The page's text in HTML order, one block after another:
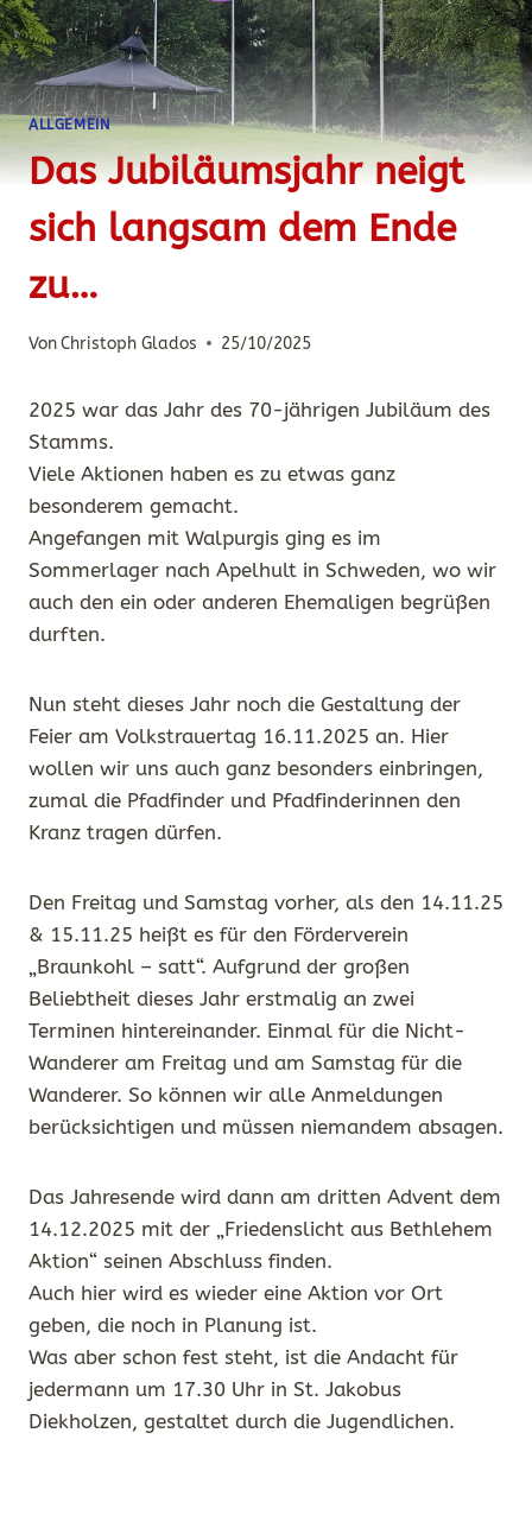
ALLGEMEIN
Das Jubiläumsjahr neigt
sich langsam dem Ende
zu…
VonChristoph Glados 25/10/2025
2025 war das Jahr des 70-jährigen Jubiläum des
Stamms.
Viele Aktionen haben es zu etwas ganz
besonderem gemacht.
Angefangen mit Walpurgis ging es im
Sommerlager nach Apelhult in Schweden, wo wir
auch den ein oder anderen Ehemaligen begrüßen
durften.
Nun steht dieses Jahr noch die Gestaltung der
Feier am Volkstrauertag 16.11.2025 an. Hier
wollen wir uns auch ganz besonders einbringen,
zumal die Pfadfinder und Pfadfinderinnen den
Kranz tragen dürfen.
Den Freitag und Samstag vorher, als den 14.11.25
& 15.11.25 heißt es für den Förderverein
„Braunkohl – satt“. Aufgrund der großen
Beliebtheit dieses Jahr erstmalig an zwei
Terminen hintereinander. Einmal für die Nicht-
Wanderer am Freitag und am Samstag für die
Wanderer. So können wir alle Anmeldungen
berücksichtigen und müssen niemandem absagen.
Das Jahresende wird dann am dritten Advent dem
14.12.2025 mit der „Friedenslicht aus Bethlehem
Aktion“ seinen Abschluss finden.
Auch hier wird es wieder eine Aktion vor Ort
geben, die noch in Planung ist.
Was aber schon fest steht, ist die Andacht für
jedermann um 17.30 Uhr in St. Jakobus
Diekholzen, gestaltet durch die Jugendlichen.